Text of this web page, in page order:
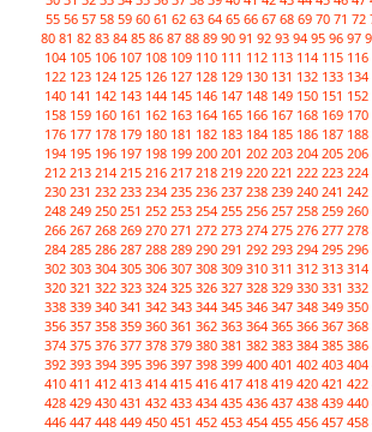
55 56 57 58 59 60 61 62 63 64 65 66 67 68 69 70 71 72
80 81 82 83 84 85 86 87 88 89 90 91 92 93 94 95 96 97
104 105 106 107 108 109 110 111 112 113 114 115 116
122 123 124 125 126 127 128 129 130 131 132 133 134
140 141 142 143 144 145 146 147 148 149 150 151 152
158 159 160 161 162 163 164 165 166 167 168 169 170
176 177 178 179 180 181 182 183 184 185 186 187 188
194 195 196 197 198 199 200 201 202 203 204 205 206
212 213 214 215 216 217 218 219 220 221 222 223 224
230 231 232 233 234 235 236 237 238 239 240 241 242
248 249 250 251 252 253 254 255 256 257 258 259 260
266 267 268 269 270 271 272 273 274 275 276 277 278
284 285 286 287 288 289 290 291 292 293 294 295 296
302 303 304 305 306 307 308 309 310 311 312 313 314
320 321 322 323 324 325 326 327 328 329 330 331 332
338 339 340 341 342 343 344 345 346 347 348 349 350
356 357 358 359 360 361 362 363 364 365 366 367 368
374 375 376 377 378 379 380 381 382 383 384 385 386
392 393 394 395 396 397 398 399 400 401 402 403 404
410 411 412 413 414 415 416 417 418 419 420 421 422
428 429 430 431 432 433 434 435 436 437 438 439 440
446 447 448 449 450 451 452 453 454 455 456 457 458